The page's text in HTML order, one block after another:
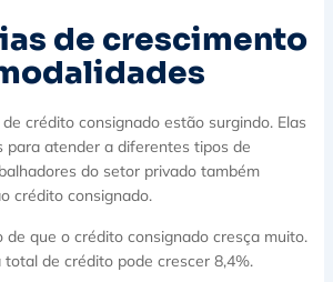
de crescimento
crédito consignado estão surgindo. Elas
para atender a diferentes tipos de
do setor privado também
crédito consignado.
de que o crédito consignado cresça muito.
de crédito pode crescer 8,4%.